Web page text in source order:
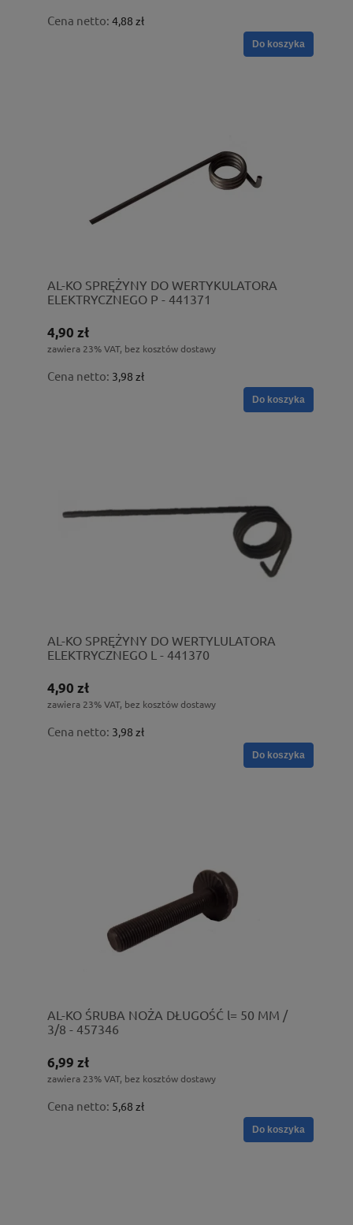
Cena netto: 4,88 zł
Do koszyka
AL-KO SPRĘŻYNY DO WERTYKULATORA
ELEKTRYCZNEGO P - 441371
4,90 zł
zawiera 23% VAT, bez kosztów dostawy
Cena netto: 3,98 zł
Do koszyka
AL-KO SPRĘŻYNY DO WERTYLULATORA
ELEKTRYCZNEGO L - 441370
4,90 zł
zawiera 23% VAT, bez kosztów dostawy
Cena netto: 3,98 zł
Do koszyka
AL-KO ŚRUBA NOŻA DŁUGOŚĆ l= 50 MM /
3/8 - 457346
6,99 zł
zawiera 23% VAT, bez kosztów dostawy
Cena netto: 5,68 zł
Do koszyka